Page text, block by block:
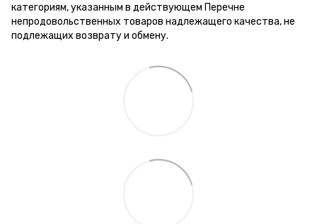
категориям, указанным в действующем Перечне
непродовольственных товаров надлежащего качества, не
подлежащих возврату и обмену.